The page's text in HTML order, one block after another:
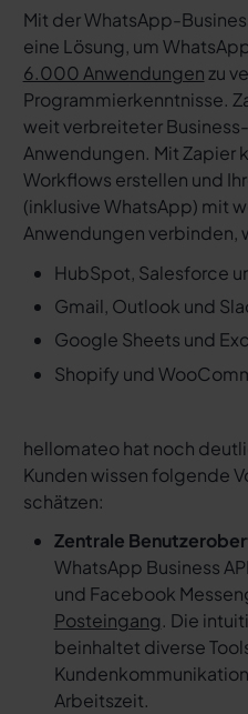
Mit der WhatsApp-
eine Lösung, um
6.000 Anwendungenzu
Programmierkenntnisse.
weit verbreiteter
Anwendungen. Mit Zapier
Workflows erstellen und
(inklusive WhatsApp) mit
Anwendungen verbinden,
HubSpot, Salesforce
Gmail, Outlook und
Google Sheets und
Shopify und
hellomateo hat noch
Kunden wissen folgende
schätzen:
Zentrale
WhatsApp Business
und Facebook
Posteingang. Die
beinhaltet diverse
Arbeitszeit.